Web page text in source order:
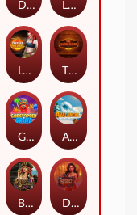
DEAL WITH DEATH LE KING
Leatherheads The Jack & Rose
Gobstopper Grind Avalanche
Bonnie's Buccaneers Demon Queen